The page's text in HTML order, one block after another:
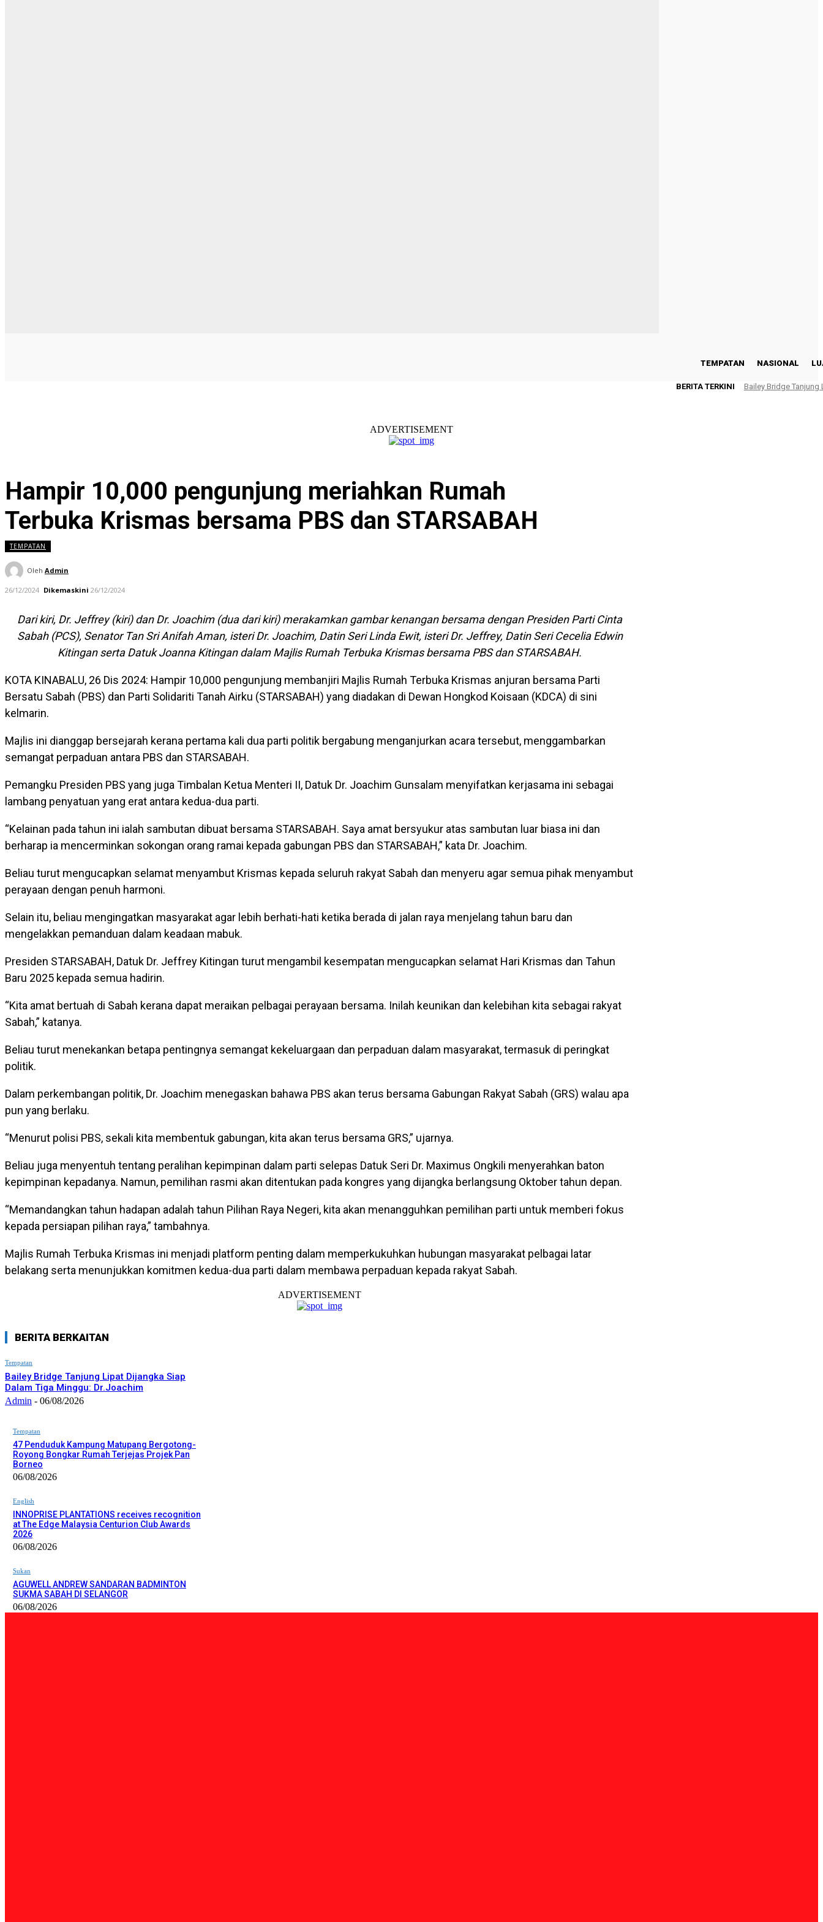
TEMPATAN NASIONAL
BERITA TERKINI Bailey Bridge
ADVERTISEMENT
Hampir 10,000 pengunjung meriahkan Rumah
Terbuka Krismas bersama PBS dan STARSABAH
TEMPATAN
Oleh Admin
26/12/2024 Dikemaskini 26/12/2024
Dari kiri, Dr. Jeffrey (kiri) dan Dr. Joachim (dua dari kiri) merakamkan gambar kenangan bersama dengan Presiden Parti Cinta
Sabah (PCS), Senator Tan Sri Anifah Aman, isteri Dr. Joachim, Datin Seri Linda Ewit, isteri Dr. Jeffrey, Datin Seri Cecelia Edwin
Kitingan serta Datuk Joanna Kitingan dalam Majlis Rumah Terbuka Krismas bersama PBS dan STARSABAH.
KOTA KINABALU, 26 Dis 2024: Hampir 10,000 pengunjung membanjiri Majlis Rumah Terbuka Krismas anjuran bersama Parti
Bersatu Sabah (PBS) dan Parti Solidariti Tanah Airku (STARSABAH) yang diadakan di Dewan Hongkod Koisaan (KDCA) di sini
kelmarin.
Majlis ini dianggap bersejarah kerana pertama kali dua parti politik bergabung menganjurkan acara tersebut, menggambarkan
semangat perpaduan antara PBS dan STARSABAH.
Pemangku Presiden PBS yang juga Timbalan Ketua Menteri II, Datuk Dr. Joachim Gunsalam menyifatkan kerjasama ini sebagai
lambang penyatuan yang erat antara kedua-dua parti.
“Kelainan pada tahun ini ialah sambutan dibuat bersama STARSABAH. Saya amat bersyukur atas sambutan luar biasa ini dan
berharap ia mencerminkan sokongan orang ramai kepada gabungan PBS dan STARSABAH,” kata Dr. Joachim.
Beliau turut mengucapkan selamat menyambut Krismas kepada seluruh rakyat Sabah dan menyeru agar semua pihak menyambut
perayaan dengan penuh harmoni.
Selain itu, beliau mengingatkan masyarakat agar lebih berhati-hati ketika berada di jalan raya menjelang tahun baru dan
mengelakkan pemanduan dalam keadaan mabuk.
Presiden STARSABAH, Datuk Dr. Jeffrey Kitingan turut mengambil kesempatan mengucapkan selamat Hari Krismas dan Tahun
Baru 2025 kepada semua hadirin.
“Kita amat bertuah di Sabah kerana dapat meraikan pelbagai perayaan bersama. Inilah keunikan dan kelebihan kita sebagai rakyat
Sabah,” katanya.
Beliau turut menekankan betapa pentingnya semangat kekeluargaan dan perpaduan dalam masyarakat, termasuk di peringkat
politik.
Dalam perkembangan politik, Dr. Joachim menegaskan bahawa PBS akan terus bersama Gabungan Rakyat Sabah (GRS) walau apa
pun yang berlaku.
“Menurut polisi PBS, sekali kita membentuk gabungan, kita akan terus bersama GRS,” ujarnya.
Beliau juga menyentuh tentang peralihan kepimpinan dalam parti selepas Datuk Seri Dr. Maximus Ongkili menyerahkan baton
kepimpinan kepadanya. Namun, pemilihan rasmi akan ditentukan pada kongres yang dijangka berlangsung Oktober tahun depan.
“Memandangkan tahun hadapan adalah tahun Pilihan Raya Negeri, kita akan menangguhkan pemilihan parti untuk memberi fokus
kepada persiapan pilihan raya,” tambahnya.
Majlis Rumah Terbuka Krismas ini menjadi platform penting dalam memperkukuhkan hubungan masyarakat pelbagai latar
belakang serta menunjukkan komitmen kedua-dua parti dalam membawa perpaduan kepada rakyat Sabah.
ADVERTISEMENT
BERITA BERKAITAN
Tempatan
Bailey Bridge Tanjung Lipat Dijangka Siap
Dalam Tiga Minggu: Dr.Joachim
Admin - 06/08/2026
Tempatan
47 Penduduk Kampung Matupang Bergotong-
Royong Bongkar Rumah Terjejas Projek Pan
Borneo
06/08/2026
English
INNOPRISE PLANTATIONS receives recognition
at The Edge Malaysia Centurion Club Awards
2026
06/08/2026
Sukan
AGUWELL ANDREW SANDARAN BADMINTON
SUKMA SABAH DI SELANGOR
06/08/2026